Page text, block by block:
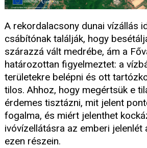
A rekordalacsony dunai vízállás
csábítónak találják, hogy
szárazzá vált medrébe, ám a
határozottan figyelmeztet: a
területekre belépni és ott
tilos. Ahhoz, hogy megértsük e
érdemes tisztázni, mit jelent
fogalma, és miért jelenthet
ivóvízellátásra az emberi jelenlét
ezen részein.